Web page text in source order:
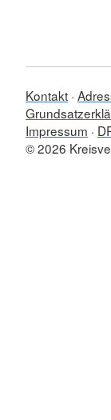
Kontakt
Impressum
© 2026